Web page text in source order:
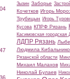
Зызин Заборье
Кочетков Игорь
Трубицын Игорь
Кусова КПРФ Рязань
Касимовская городская
ЛДПР Рязань
Людмила
Рязанской области
Михаил Малахов
Николай Булаев